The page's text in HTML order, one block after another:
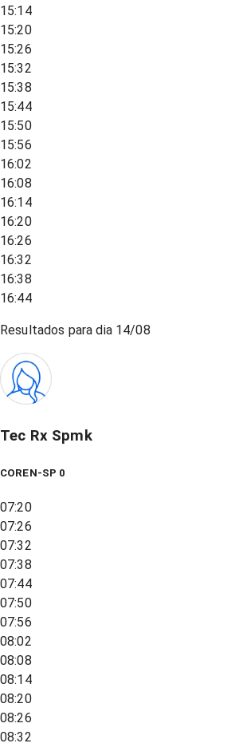
15:14
15:20
15:26
15:32
15:38
15:44
15:50
15:56
16:02
16:08
16:14
16:20
16:26
16:32
16:38
16:44
Resultados para dia 14/08
Tec Rx Spmk
COREN-SP 0
07:20
07:26
07:32
07:38
07:44
07:50
07:56
08:02
08:08
08:14
08:20
08:26
08:32